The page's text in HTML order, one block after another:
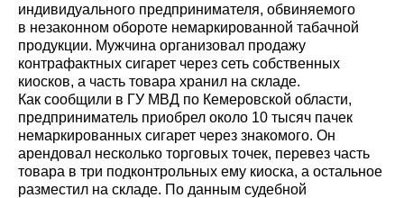
индивидуального предпринимателя, обвиняемого
в незаконном обороте немаркированной табачной
продукции. Мужчина организовал продажу
контрафактных сигарет через сеть собственных
киосков, а часть товара хранил на складе.
Как сообщили в ГУ МВД по Кемеровской области,
предприниматель приобрел около 10 тысяч пачек
немаркированных сигарет через знакомого. Он
арендовал несколько торговых точек, перевез часть
товара в три подконтрольных ему киоска, а остальное
разместил на складе. По данным судебной